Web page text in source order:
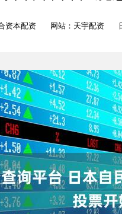
资本配资 网站：天宇配资